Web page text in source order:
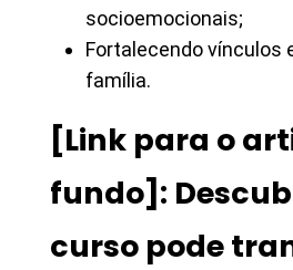
socioemocionais;
Fortalecendo vínculos
família.
[Link para o
fundo]:
curso pode